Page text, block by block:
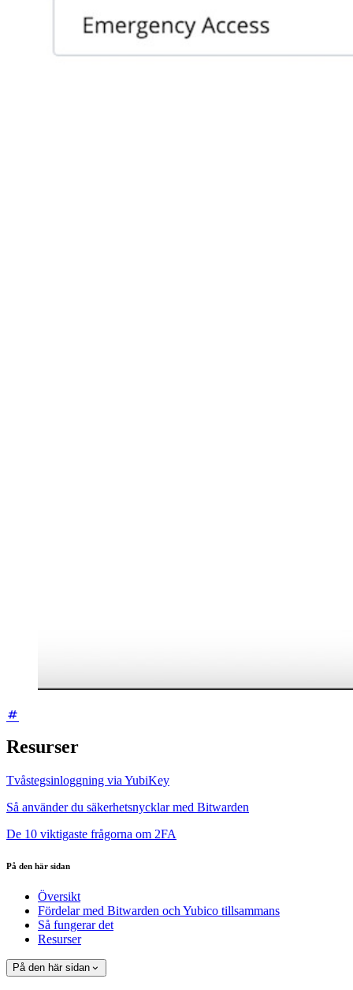
Resurser
Tvåstegsinloggning via YubiKey
Så använder du säkerhetsnycklar med Bitwarden
De 10 viktigaste frågorna om 2FA
På den här sidan
Översikt
Fördelar med Bitwarden och Yubico tillsammans
Så fungerar det
Resurser
På den här sidan